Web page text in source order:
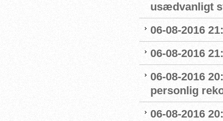
usædvanligt
06-08-2016
06-08-2016
06-08-2016
personlig
06-08-2016